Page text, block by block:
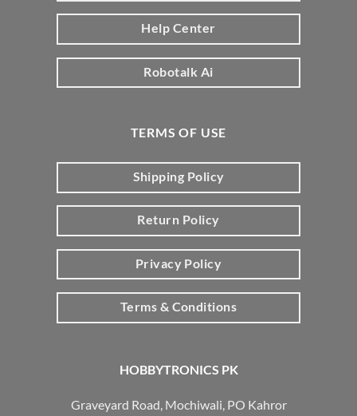
HOBBYTRONICS PK
Graveyard Road, Mochiwali, PO Kahror
Help Center
Robotalk Ai
TERMS OF USE
Shipping Policy
Return Policy
Privacy Policy
Terms & Conditions